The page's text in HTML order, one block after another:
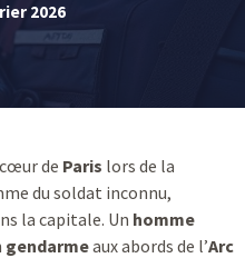
2026
de Paris lors de la
du soldat inconnu,
la capitale. Un homme
gendarmeaux abords de l’Arc